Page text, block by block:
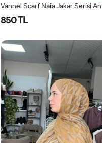
850 TL